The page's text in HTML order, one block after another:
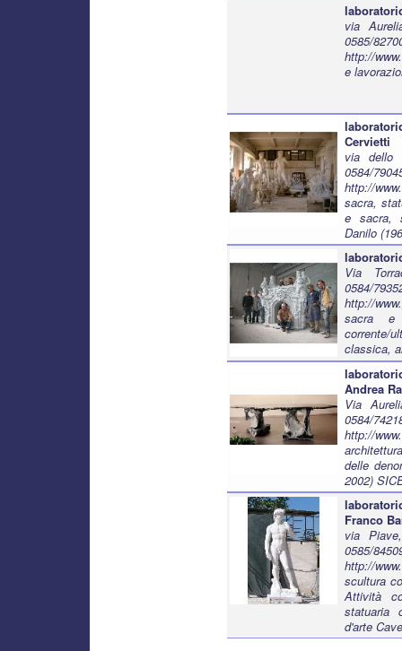
via
0585/
http://
e
Cervietti
via dello
0584/
http://
sacra,
e sacra,
Danilo
Via
0584/
http://
sacra e
corrente/
classica,
Andrea
Via
0584/
http://
delle
2002)
Franco
via
0585/
http://
scultura
Attività
statuaria
d'arte